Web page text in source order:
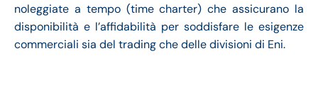
noleggiate a tempo (time charter) che assicurano la
disponibilità e l’affidabilità per soddisfare le esigenze
commerciali sia del trading che delle divisioni di Eni.